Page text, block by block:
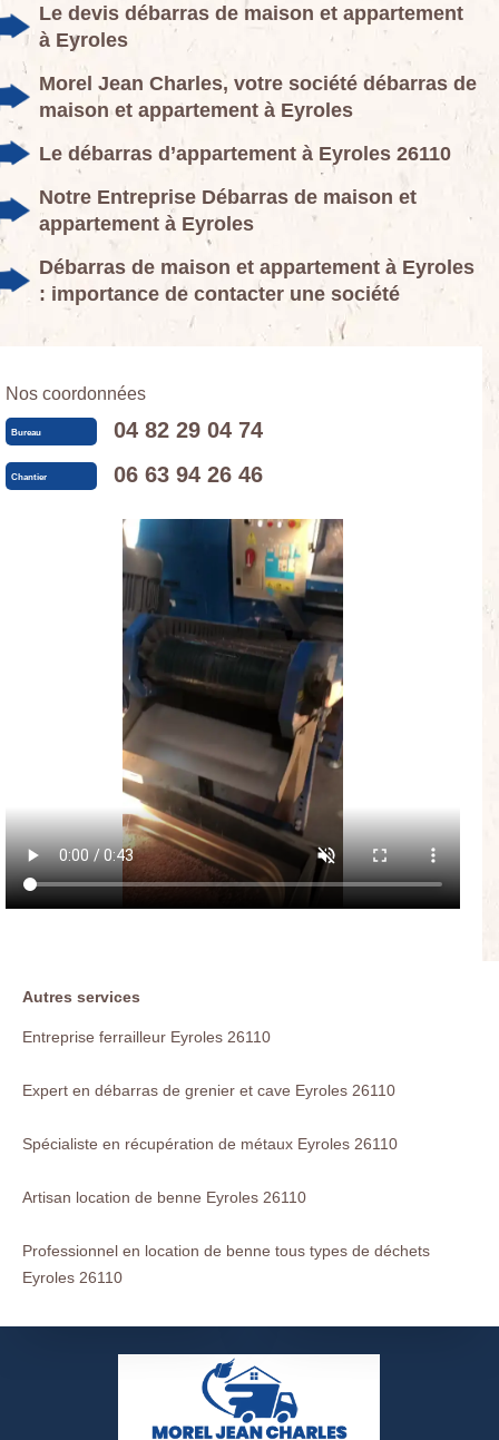
Le devis débarras de maison et appartement
à Eyroles
Morel Jean Charles, votre société débarras de
maison et appartement à Eyroles
Le débarras d’appartement à Eyroles 26110
Notre Entreprise Débarras de maison et
appartement à Eyroles
Débarras de maison et appartement à Eyroles
: importance de contacter une société
Nos coordonnées
Bureau 04 82 29 04 74
Chantier 06 63 94 26 46
Autres services
Entreprise ferrailleur Eyroles 26110
Expert en débarras de grenier et cave Eyroles 26110
Spécialiste en récupération de métaux Eyroles 26110
Artisan location de benne Eyroles 26110
Professionnel en location de benne tous types de déchets
Eyroles 26110